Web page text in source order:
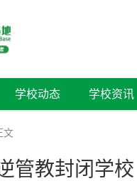
学校动态 学校资讯
文
管教封闭学校